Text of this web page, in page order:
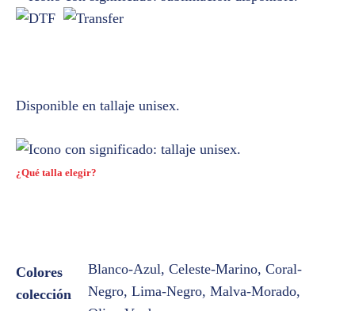
Disponible en tallaje unisex.
¿Qué talla elegir?
Colores
colección
Blanco-Azul, Celeste-Marino, Coral-
Negro, Lima-Negro, Malva-Morado,